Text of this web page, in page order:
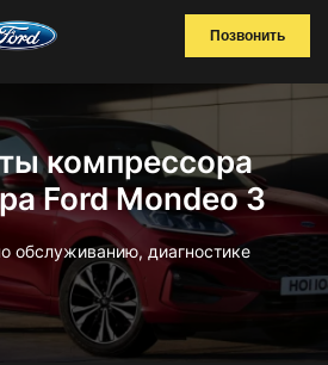
Позвонить
компрессора
Ford Mondeo 3
обслуживанию, диагностике